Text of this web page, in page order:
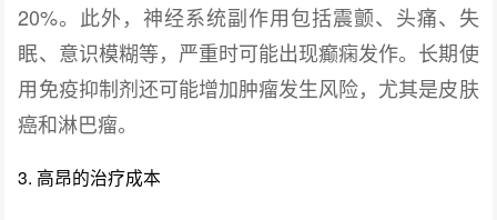
20%。此外，神经系统副作用包括震颤、头痛、失
眠、意识模糊等，严重时可能出现癫痫发作。长期使
用免疫抑制剂还可能增加肿瘤发生风险，尤其是皮肤
癌和淋巴瘤。
3. 高昂的治疗成本